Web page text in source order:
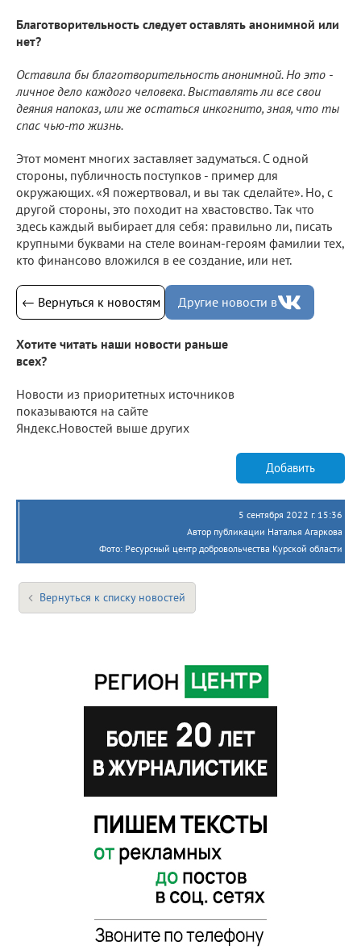
Благотворительность следует оставлять анонимной или
нет?
Оставила бы благотворительность анонимной. Но это -
личное дело каждого человека. Выставлять ли все свои
деяния напоказ, или же остаться инкогнито, зная, что ты
спас чью-то жизнь.
Этот момент многих заставляет задуматься. С одной
стороны, публичность поступков - пример для
окружающих. «Я пожертвовал, и вы так сделайте». Но, с
другой стороны, это походит на хвастовство. Так что
здесь каждый выбирает для себя: правильно ли, писать
крупными буквами на стеле воинам-героям фамилии тех,
кто финансово вложился в ее создание, или нет.
← Вернуться к новостям Другие новости в
Хотите читать наши новости раньше
всех?
Новости из приоритетных источников
показываются на сайте
Яндекс.Новостей выше других
Добавить
5 сентября 2022 г. 15:36
Автор публикации Наталья Агаркова
Фото: Ресурсный центр добровольчества Курской области
Вернуться к списку новостей